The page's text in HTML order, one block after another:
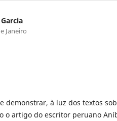
Janeiro
demonstrar, à luz dos textos
o artigo do escritor peruano